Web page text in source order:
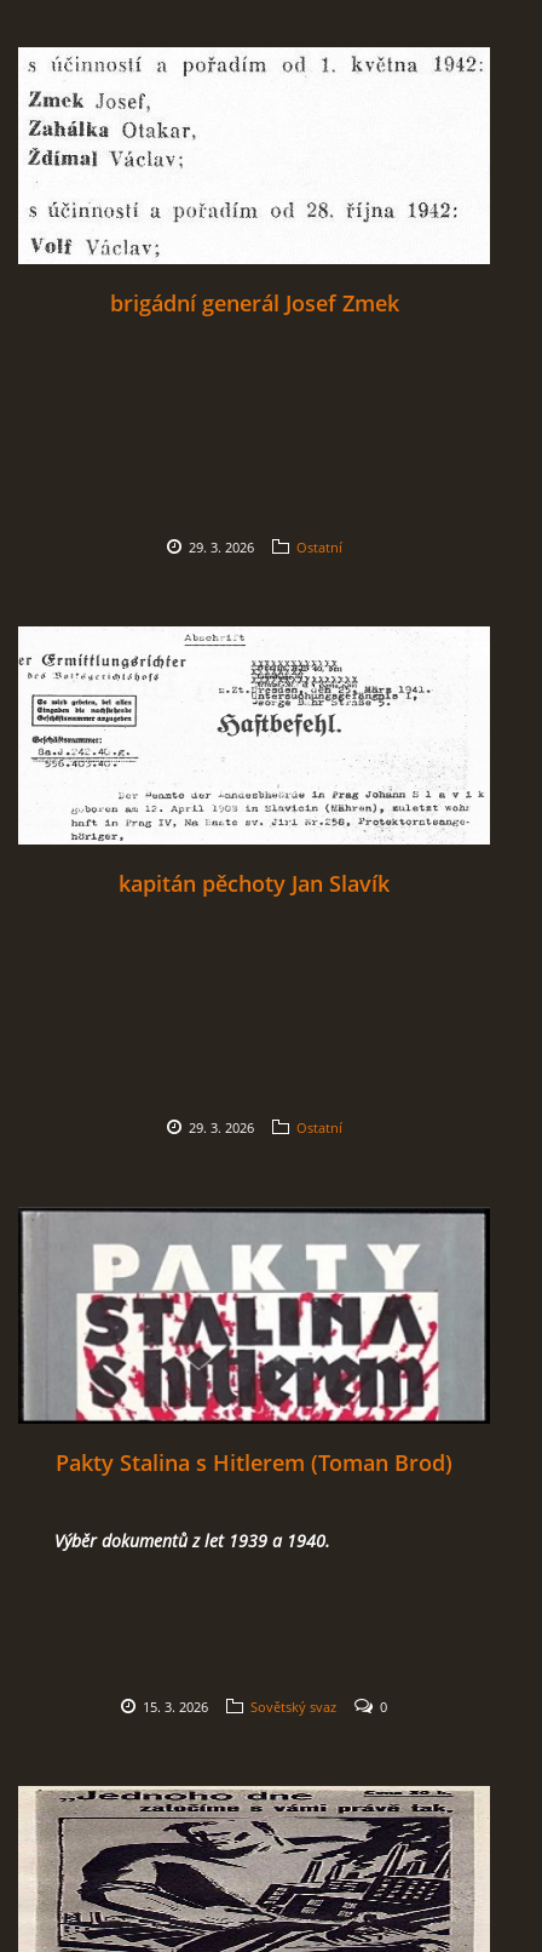
brigádní generál Josef Zmek
29. 3. 2026 Ostatní
kapitán pěchoty Jan Slavík
29. 3. 2026 Ostatní
Pakty Stalina s Hitlerem (Toman Brod)
Výběr dokumentů z let 1939 a 1940.
15. 3. 2026 Sovětský svaz 0